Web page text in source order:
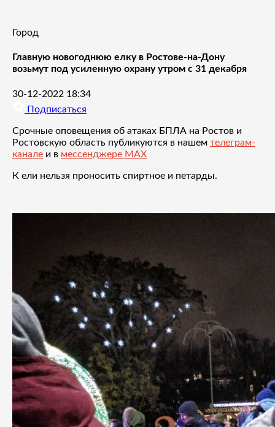
Город
Главную новогоднюю елку в Ростове-на-Дону
возьмут под усиленную охрану утром с 31 декабря
30-12-2022 18:34
Подписаться
Срочные оповещения об атаках БПЛА на Ростов и
Ростовскую область публикуются в нашем телеграм-
канале и в мессенджере MAX
К ели нельзя проносить спиртное и петарды.